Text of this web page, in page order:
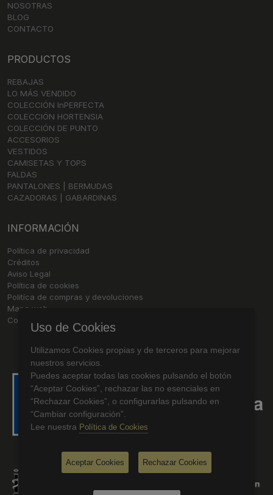
NOSOTRAS
BLOG
CONTACTO
PRODUCTOS
REBAJAS
LO MÁS VENDIDO
COLECCIÓN InPERFECTA
COLECCIÓN HORTENSIA
COLECCIÓN DE PUNTO
ACCESORIOS
VESTIDOS
CAMISETAS Y TOPS
FALDAS
PANTALONES | BERMUDAS
CAZADORAS | GABARDINAS
INFORMACIÓN
Política de privacidad
Créditos
Aviso Legal
Política de cookies
Politíca de compras y devoluciones
Mapa web
Contacto
Uso de Cookies
Utilizamos Cookies propias y de terceros para mejorar
nuestros servicios.
Puedes aceptar todas las cookies pulsando el botón
“Aceptar Cookies”, rechazar las no esenciales en
“Rechazar Cookies”, o configurarlas pulsando en
“Cambiar configuración”.
Lee nuestra Política de Cookies
Aceptar Cookies Rechazar Cookies